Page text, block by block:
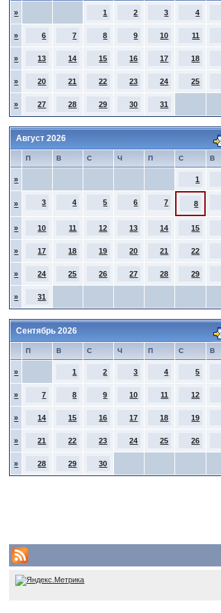
» 1 2 3 4
» 6 7 8 9 10 11
» 13 14 15 16 17 18
» 20 21 22 23 24 25
» 27 28 29 30 31
Август 2026
П В С Ч П С В
» 1
» 3 4 5 6 7 8
» 10 11 12 13 14 15
» 17 18 19 20 21 22
» 24 25 26 27 28 29
» 31
Сентябрь 2026
П В С Ч П С В
» 1 2 3 4 5
» 7 8 9 10 11 12
» 14 15 16 17 18 19
» 21 22 23 24 25 26
» 28 29 30